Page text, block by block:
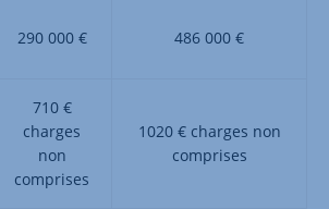
290 000 € 486 000 €
710 €
charges
non
comprises
1020 € charges non
comprises